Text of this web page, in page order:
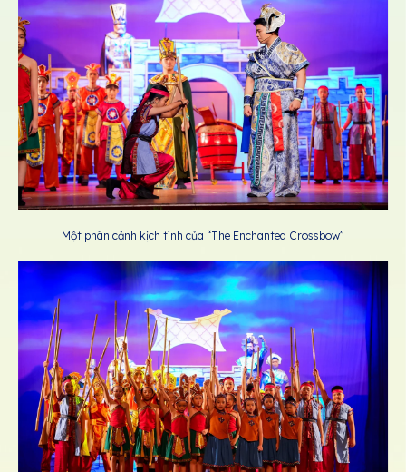
Một phân cảnh kịch tính của “The Enchanted Crossbow”